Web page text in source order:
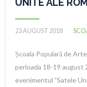
UNITE ALE
23 AUGUST 2018
Școala Populară de
perioada 18-19 august
evenimentul ”Satele